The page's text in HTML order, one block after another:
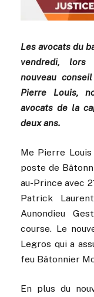
Les avocats du
vendredi, lors
nouveau
Pierre Louis,
avocats de la
deux ans.
Me Pierre
poste de
au-Prince avec
Patrick
Aunondieu
course. Le
Legros qui a
feu Bâtonnier
En plus du